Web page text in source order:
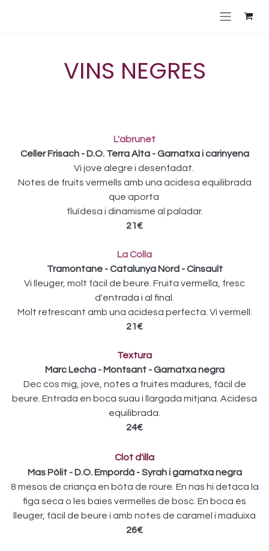
VINS NEGRES
L'abrunet
Celler Frisach - D.O. Terra Alta - Garnatxa i carinyena
Vi jove alegre i desenfadat.
Notes de fruits vermells amb una acidesa equilibrada
que aporta
fluïdesa i dinamisme al paladar.
21€
La Colla
Tramontane - Catalunya Nord - Cinsault
Vi lleuger, molt fàcil de beure. Fruita vermella, fresc
d'entrada i al final.
Molt refrescant amb una acidesa perfecta. Vi vermell.
21€
Textura
Marc Lecha - Montsant - Garnatxa negra
Dec cos mig, jove, notes a fruites madures, fàcil de
beure. Entrada en boca suau i llargada mitjana. Acidesa
equilibrada.
24€
Clot d'illa
Mas Pòlit - D.O. Empordà - Syrah i garnatxa negra
8 mesos de criança en bóta de roure. En nas hi detaca la
figa seca o les baies vermelles de bosc. En boca és
lleuger, fàcil de beure i amb notes de caramel i maduixa
26€